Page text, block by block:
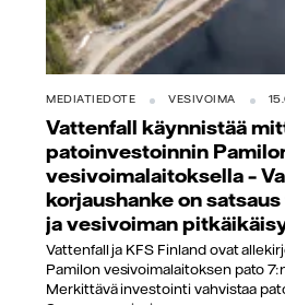
MEDIATIEDOTE VESIVOIMA
Vattenfall käynnistää
patoinvestoinnin
vesivoimalaitoksella –
korjaushanke on
ja vesivoiman
Vattenfall ja KFS Finland ovat
Pamilon vesivoimalaitoksen pato
Merkittävä investointi vahvistaa